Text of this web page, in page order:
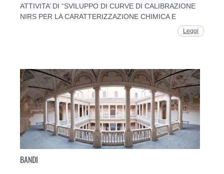
ATTIVITA’ DI “SVILUPPO DI CURVE DI CALIBRAZIONE
NIRS PER LA CARATTERIZZAZIONE CHIMICA E
Leggi
BANDI